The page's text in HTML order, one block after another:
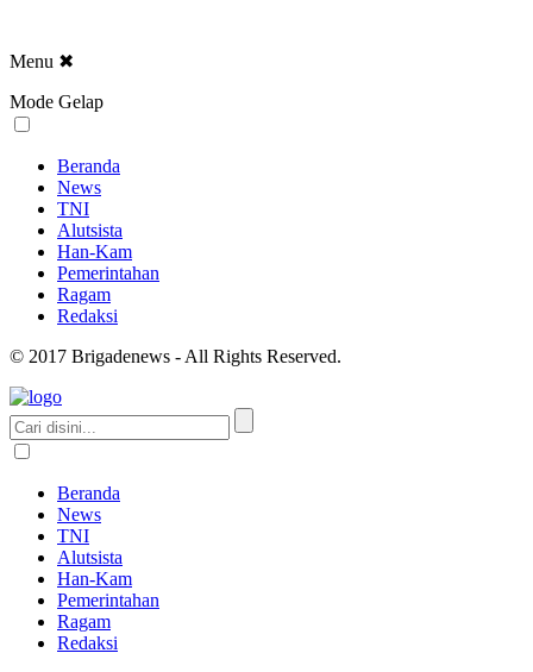
Menu ✖
Mode Gelap
Beranda
News
TNI
Alutsista
Han-Kam
Pemerintahan
Ragam
Redaksi
© 2017 Brigadenews - All Rights Reserved.
Beranda
News
TNI
Alutsista
Han-Kam
Pemerintahan
Ragam
Redaksi